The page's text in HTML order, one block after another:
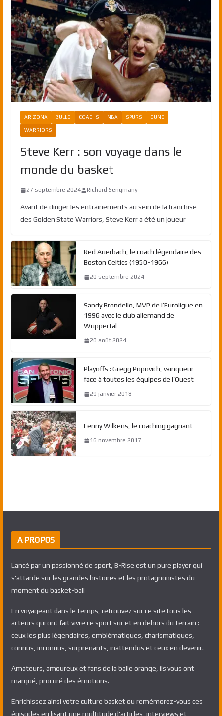
ARIZONA BULLS COACHS NBA SPURS SUNS
WARRIORS
Steve Kerr : son voyage dans le
monde du basket
27 septembre 2024 Richard Sengmany
Avant de diriger les entraînements au sein de la franchise
des Golden State Warriors, Steve Kerr a été un joueur
Red Auerbach, le coach légendaire des
Boston Celtics (1950-1966)
20 septembre 2024
Sandy Brondello, MVP de l’Euroligue en
1996 avec le club allemand de
Wuppertal
20 août 2024
Playoffs : Gregg Popovich, vainqueur
face à toutes les équipes de l’Ouest
29 janvier 2018
Lenny Wilkens, le coaching gagnant
16 novembre 2017
A PROPOS
Lancé par un passionné de sport, B-Rise est un pure player qui
s'attarde sur les grandes histoires et les protagnonistes du
moment du basket-ball
En voyageant dans le temps, retrouvez sur ce site tous les
acteurs qui ont fait vivre ce sport sur et en dehors du terrain :
ceux les plus légendaires, emblématiques, charismatiques,
connus, inconnus, surprenants, inattendus et ceux en devenir.
Amateurs, amoureux et fans de la balle orange, ils vous ont
marqué, procuré des émotions.
Enrichissez ainsi votre culture basket ou remémorez-vous ces
épisodes en lisant une multitude d'articles, interviews et